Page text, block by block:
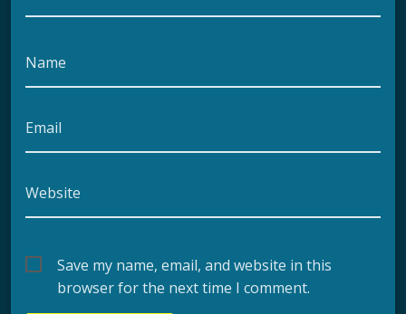
Name
Email
Website
Save my name, email, and website in this
browser for the next time I comment.